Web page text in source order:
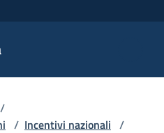
/
/ Incentivi nazionali /